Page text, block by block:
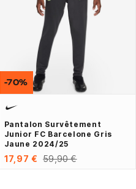
Pantalon Survêtement
Junior FC Barcelone Gris
Jaune 2024/25
17,97 € 59,90 €
-70%